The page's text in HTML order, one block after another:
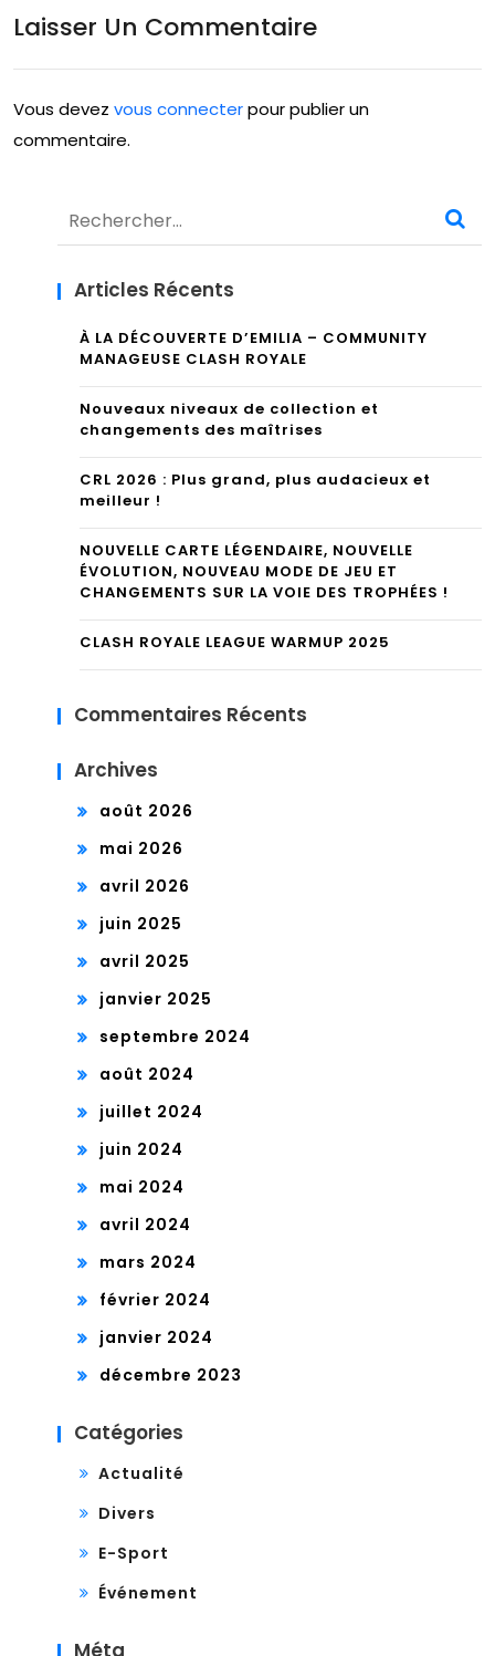
AIR
OL
UTI
ON,
NO
UVE
AU
MO
DE
DE
JEU
ET
SUR
VOI
E
DES
Laisser Un Commentaire
Vous devez vous connecterpour publier un
commentaire.
Rechercher :
Articles Récents
À LA DÉCOUVERTE D’EMILIA – COMMUNITY
MANAGEUSE CLASH ROYALE
Nouveaux niveaux de collection et
changements des maîtrises
CRL 2026 : Plus grand, plus audacieux et
meilleur !
NOUVELLE CARTE LÉGENDAIRE, NOUVELLE
ÉVOLUTION, NOUVEAU MODE DE JEU ET
CHANGEMENTS SUR LA VOIE DES TROPHÉES !
CLASH ROYALE LEAGUE WARMUP 2025
Commentaires Récents
Archives
août 2026
mai 2026
avril 2026
juin 2025
avril 2025
janvier 2025
septembre 2024
août 2024
juillet 2024
juin 2024
mai 2024
avril 2024
mars 2024
février 2024
janvier 2024
décembre 2023
Catégories
Actualité
Divers
E-Sport
Événement